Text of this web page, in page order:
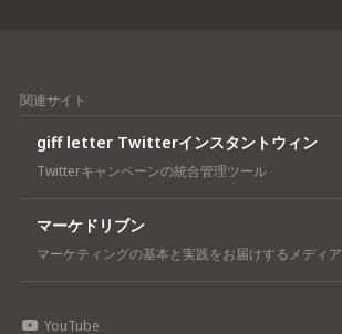
関連サイト
giff letter Twitterインスタントウィン
Twitterキャンペーンの統合管理ツール
マーケドリブン
マーケティングの基本と実践をお届けするメディア
YouTube